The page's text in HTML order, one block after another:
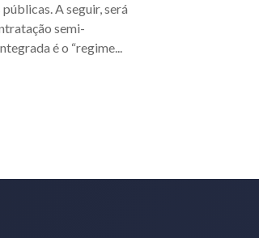
A seguir, será
semi-
é o “regime...